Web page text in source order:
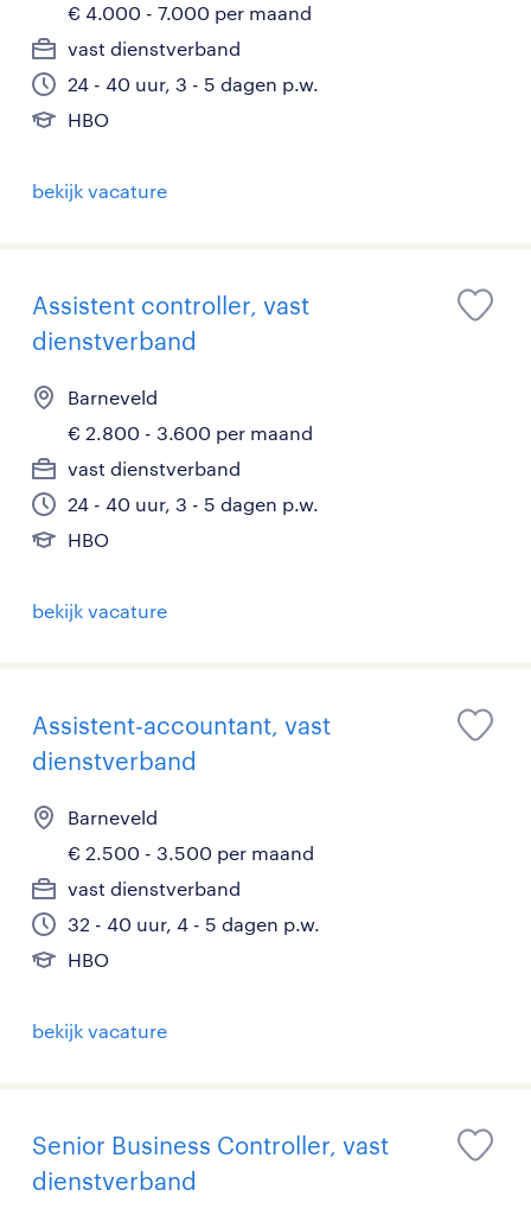
€ 4.000 - 7.000 per maand
vast dienstverband
24 - 40 uur, 3 - 5 dagen p.w.
HBO
bekijk vacature
Assistent controller, vast
dienstverband
Barneveld
€ 2.800 - 3.600 per maand
vast dienstverband
24 - 40 uur, 3 - 5 dagen p.w.
HBO
bekijk vacature
Assistent-accountant, vast
dienstverband
Barneveld
€ 2.500 - 3.500 per maand
vast dienstverband
32 - 40 uur, 4 - 5 dagen p.w.
HBO
bekijk vacature
Senior Business Controller, vast
dienstverband